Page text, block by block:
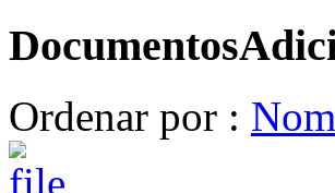
Documentos
Ordenar por :